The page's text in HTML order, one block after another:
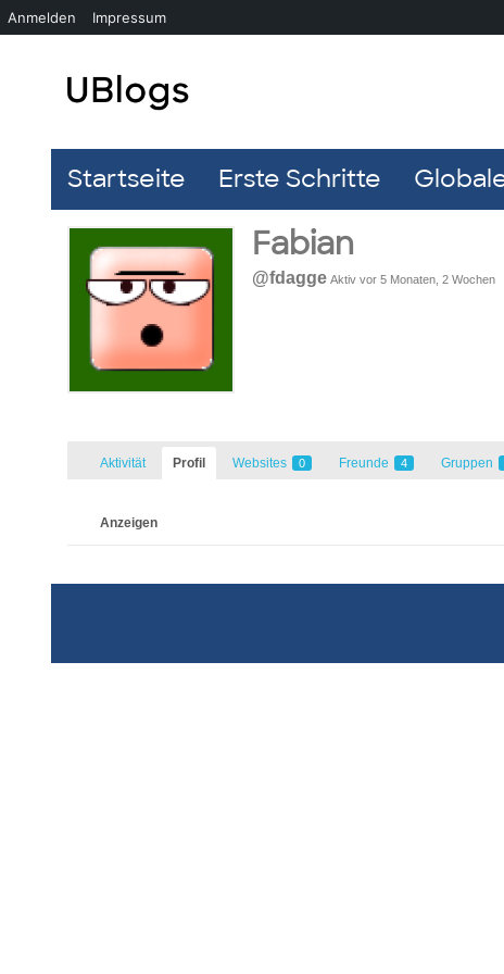
Startseite Erste Schritte
Fabian
@fdagge Aktiv vor 5 Monaten, 2 Wochen
Aktivität Profil Websites 0 Freunde 4 Gruppen
Anzeigen
Anmelden Impressum